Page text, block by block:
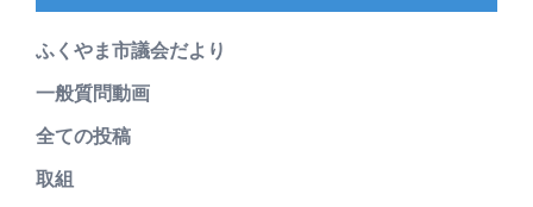
ふくやま市議会だより
一般質問動画
全ての投稿
取組